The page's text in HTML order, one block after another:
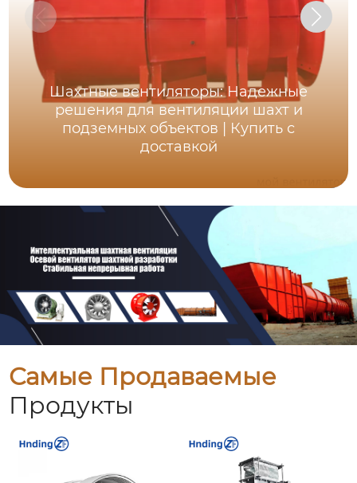
Шахтные вентиляторы: Надежные
решения для вентиляции шахт и
подземных объектов | Купить с
доставкой
Самые Продаваемые
Продукты